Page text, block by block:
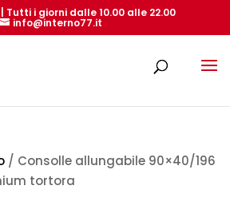
Tutti i giorni dalle 10.00 alle 22.00
info@interno77.it
/ Consolle allungabile 90×40/196
tortora